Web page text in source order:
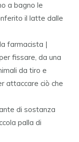
a bagno le
il latte dalle
farmacista |
fissare, da una
da tiro e
attaccare ciò che
di sostanza
palla di